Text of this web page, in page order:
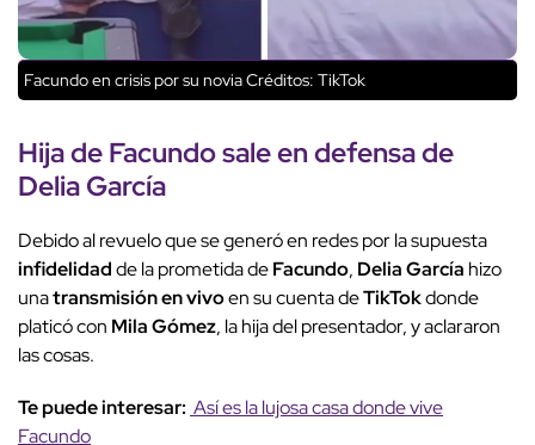
Facundo en crisis por su noviaCréditos: TikTok
Hija deFacundosale endefensade
Delia García
Debido al revuelo que se generó en redes por la supuesta
infidelidadde la prometida deFacundo, Delia García hizo
unatransmisión en vivoen su cuenta deTikTokdonde
platicó con Mila Gómez, la hija del presentador, y aclararon
las cosas.
Te puede interesar: Así es la lujosa casa donde vive
Facundo